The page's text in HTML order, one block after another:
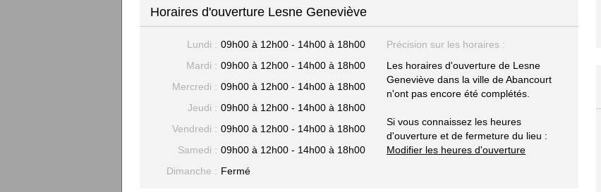
Horaires d'ouverture Lesne Geneviève
Lundi : 09h00 à 12h00 - 14h00 à 18h00
Mardi : 09h00 à 12h00 - 14h00 à 18h00
Mercredi : 09h00 à 12h00 - 14h00 à 18h00
Jeudi : 09h00 à 12h00 - 14h00 à 18h00
Vendredi : 09h00 à 12h00 - 14h00 à 18h00
Samedi : 09h00 à 12h00 - 14h00 à 18h00
Dimanche : Fermé
Précision sur les horaires :
Les horaires d'ouverture de Lesne
Geneviève dans la ville de Abancourt
n'ont pas encore été complétés.
Si vous connaissez les heures
d'ouverture et de fermeture du lieu :
Modifier les heures d'ouverture